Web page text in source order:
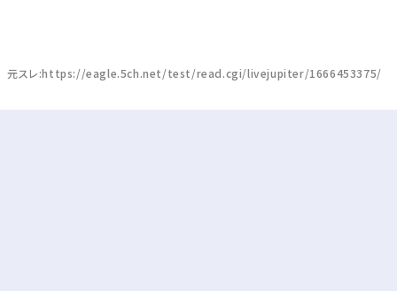
元スレ:https://eagle.5ch.net/test/read.cgi/livejupiter/1666453375/